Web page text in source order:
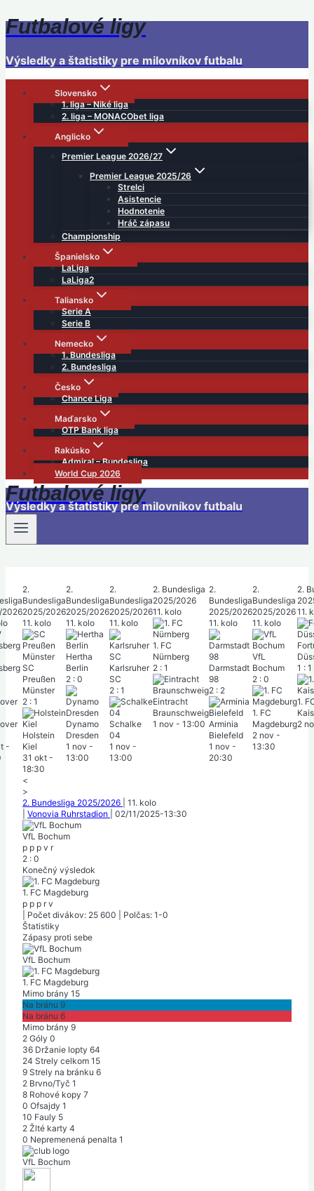
Skip
to
Futbalové ligy
Výsledky a štatistiky pre milovníkov futbalu
Slovensko
1. liga – Niké liga
2. liga – MONACObet liga
Anglicko
Premier League 2026/27
Premier League 2025/26
Strelci
Asistencie
Hodnotenie
Hráč zápasu
Championship
Španielsko
LaLiga
LaLiga2
Taliansko
Serie A
Serie B
Nemecko
1. Bundesliga
2. Bundesliga
Česko
Chance Liga
Maďarsko
OTP Bank liga
Rakúsko
Admiral – Bundesliga
World Cup 2026
Futbalové ligy
Výsledky a štatistiky pre milovníkov futbalu
2026
-
2.
Bundesliga
2025/2026
11. kolo
SC
Preußen
Münster
2 : 1
Holstein
Kiel
31 okt -
18:30
2.
Bundesliga
2025/2026
11. kolo
Hertha
Berlin
2 : 0
Dynamo
Dresden
1 nov -
13:00
2.
Bundesliga
2025/2026
11. kolo
Karlsruher
SC
2 : 1
Schalke
04
1 nov -
13:00
2. Bundesliga
2025/2026
11. kolo
1. FC
Nürnberg
2 : 1
Eintracht
Braunschweig
1 nov - 13:00
2.
Bundesliga
2025/2026
11. kolo
Darmstadt
98
2 : 2
Arminia
Bielefeld
1 nov -
20:30
2.
Bundesliga
2025/2026
11. kolo
VfL
Bochum
2 : 0
1. FC
Magdeburg
2 nov -
13:30
2.
11.
1 : 1
1.
2
<
>
2. Bundesliga 2025/2026
11. kolo
Vonovia Ruhrstadion 02/11/2025-13:30
VfL Bochum
p p p v r
2 : 0
Konečný výsledok
1. FC Magdeburg
p p p r v
Počet divákov: 25 600
Polčas: 1-0
Štatistiky
Zápasy proti sebe
VfL Bochum
1. FC Magdeburg
Mimo brány 15
Na bránu 9
Na bránu 6
Mimo brány 9
2 Góly 0
36 Držanie lopty 64
24 Strely celkom 15
9 Strely na bránku 6
2 Brvno/Tyč 1
8 Rohové kopy 7
0 Ofsajdy 1
10 Fauly 5
2 Žlté karty 4
0 Nepremenená penalta 1
VfL Bochum